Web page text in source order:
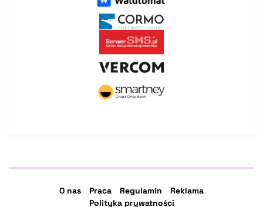
O nas Praca Regulamin
Reklama
Polityka prywatności